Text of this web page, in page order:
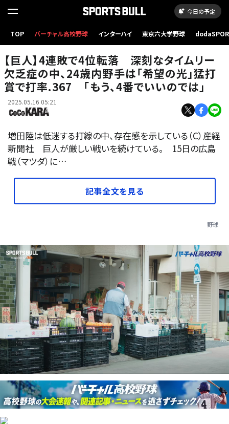
今日の予定
TOP バーチャル高校野球 インターハイ 東京六大学野球
【巨人】4連敗で4位転落 深刻なタイムリー
欠乏症の中、24歳内野手は「希望の光」猛打
賞で打率.367 「もう、4番でいいのでは」
2025.05.16 05:21
増田陸は低迷する打線の中、存在感を示している（C）産経
新聞社 巨人が厳しい戦いを続けている。 15日の広島
戦（マツダ）に…
記事全文を見る
野球